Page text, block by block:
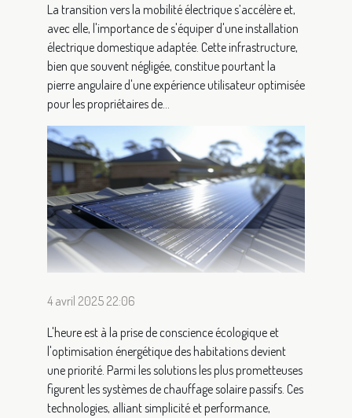
La transition vers la mobilité électrique s’accélère et,
avec elle, l'importance de s'équiper d'une installation
électrique domestique adaptée. Cette infrastructure,
bien que souvent négligée, constitue pourtant la
pierre angulaire d'une expérience utilisateur optimisée
pour les propriétaires de...
4 avril 2025 22:06
L'heure est à la prise de conscience écologique et
l'optimisation énergétique des habitations devient
une priorité. Parmi les solutions les plus prometteuses
figurent les systèmes de chauffage solaire passifs. Ces
technologies, alliant simplicité et performance,